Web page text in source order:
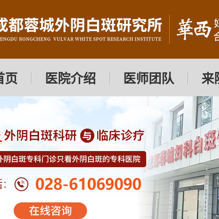
页 医院介绍 医师团队 来